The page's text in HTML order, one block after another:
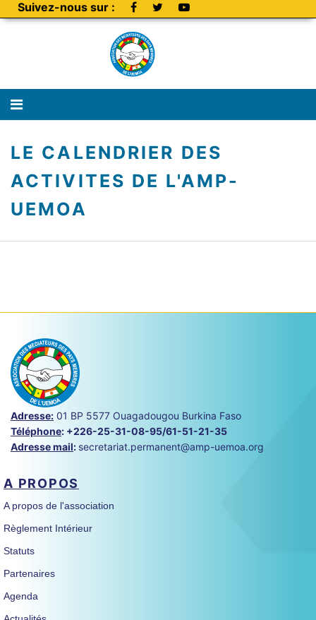
Suivez-nous sur :
LE CALENDRIER DES
ACTIVITES DE L'AMP-
UEMOA
Adresse: 01 BP 5577 Ouagadougou Burkina Faso
Téléphone: +226-25-31-08-95/61-51-21-35
Adresse mail: secretariat.permanent@amp-uemoa.org
A PROPOS
A propos de l'association
Règlement Intérieur
Statuts
Partenaires
Agenda